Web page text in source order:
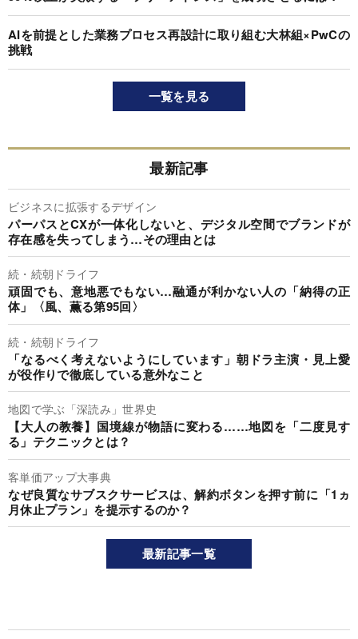
AIを前提とした業務プロセス再設計に取り組む大林組×PwCの
挑戦
一覧を見る
最新記事
ビジネスに拡張するデザイン
パーパスとCXが一体化しないと、デジタル空間でブランドが
存在感を失ってしまう…その理由とは
続・続朝ドライフ
頑固でも、意地悪でもない…融通が利かない人の「納得の正
体」〈風、薫る第95回〉
続・続朝ドライフ
「なるべく考えないようにしています」朝ドラ主演・見上愛
が役作りで徹底している意外なこと
地図で学ぶ「深読み」世界史
【大人の教養】国境線が物語に変わる……地図を「二度見す
る」テクニックとは？
客単価アップ大事典
なぜ良質なサブスクサービスは、解約ボタンを押す前に「1ヵ
月休止プラン」を提示するのか？
最新記事一覧